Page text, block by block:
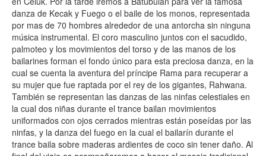
danza de Kecak y Fuego o el baile de los monos, representada
por mas de 70 hombres alrededor de una antorcha sin ninguna
música instrumental. El coro masculino juntos con el sacudido,
palmoteo y los movimientos del torso y de las manos de los
bailarines forman el fondo único para esta preciosa danza, en la
cual se cuenta la aventura del príncipe Rama para recuperar a
su mujer que fue raptada por el rey de los gigantes, Rahwana.
También se representan las danzas de las ninfas celestiales en
la cual dos niñas durante el trance bailan movimientos
uniformados con ojos cerrados mientras están poseídas por las
ninfas, y la danza del fuego en la cual el bailarín durante el
trance baila sobre maderas ardientes de coco sin tener daño. Al